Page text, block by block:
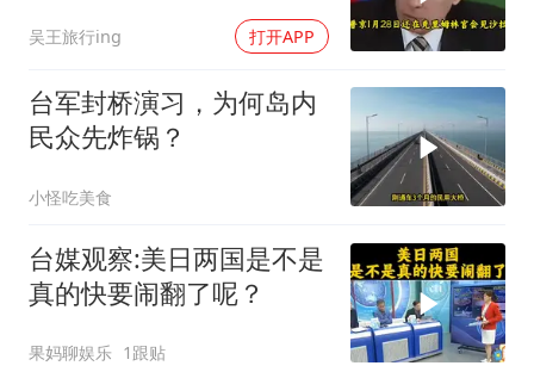
吴王旅行ing 打开APP
台军封桥演习，为何岛内
民众先炸锅？
小怪吃美食
台媒观察:美日两国是不是
真的快要闹翻了呢？
果妈聊娱乐 1跟贴